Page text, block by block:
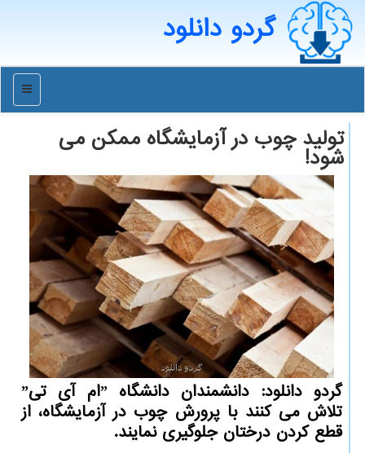
گردو دانلود
منو
تولید چوب در آزمایشگاه ممکن می
شود!
گردو دانلود: دانشمندان دانشگاه ˮام آی تیˮ
تلاش می کنند با پرورش چوب در آزمایشگاه، از
قطع کردن درختان جلوگیری نمایند.